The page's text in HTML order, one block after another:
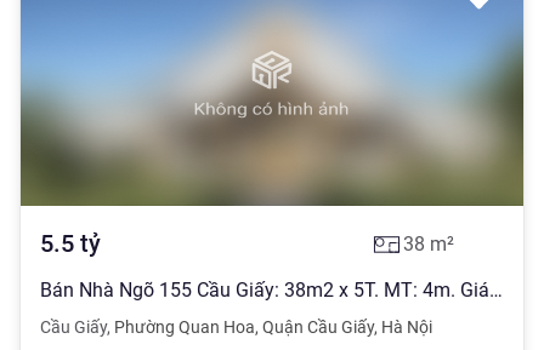
5.5 tỷ 38 m²
Bán Nhà Ngõ 155 Cầu Giấy: 38m2 x 5T. MT: 4m. Giá: 5.5 tỷ.
Cầu Giấy, Phường Quan Hoa, Quận Cầu Giấy, Hà Nội